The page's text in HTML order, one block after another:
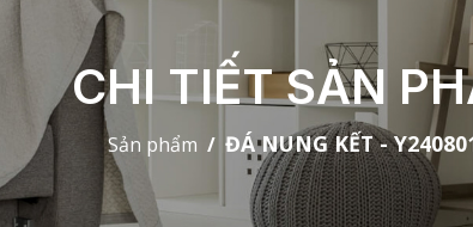
CHI TIẾT SẢN
Sản phẩm ĐÁ NUNG KẾT -